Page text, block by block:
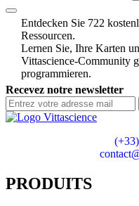
Entdecken Sie 722
Ressourcen.
Lernen Sie, Ihre Karten
Vittascience-Community
programmieren.
Recevez notre newsletter
PRODUITS